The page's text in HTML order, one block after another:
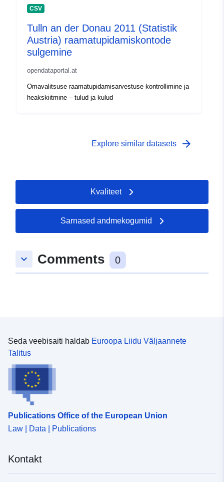
CSV
Tulln an der Donau 2011 (Statistik
Austria) raamatupidamiskontode
sulgemine
opendataportal.at
Omavalitsuse raamatupidamisarvestuse kontrollimine ja
heakskiitmine – tulud ja kulud
Explore similar datasets arrow_forward
Kvaliteet
Sarnased andmekogumid
keyboard_arrow_down Comments 0
Seda veebisaiti haldab Euroopa Liidu Väljaannete
Talitus
Publications Office of the European Union
Law | Data | Publications
Kontakt